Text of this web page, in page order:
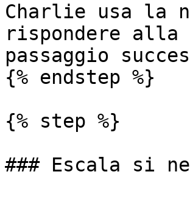
Charlie usa la
rispondere alla
passaggio
{% endstep %}
{% step %}
### Escala si